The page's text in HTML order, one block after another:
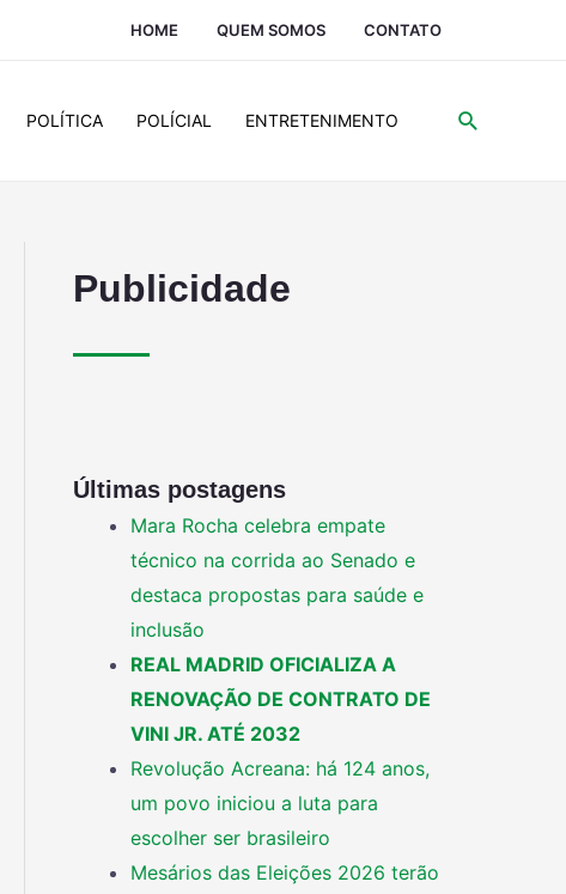
HOME QUEM SOMOS CONTATO
POLÍTICA POLÍCIAL ENTRETENIMENTO
Publicidade
Últimas postagens
Mara Rocha celebra empate
técnico na corrida ao Senado e
destaca propostas para saúde e
inclusão
REAL MADRID OFICIALIZA A
RENOVAÇÃO DE CONTRATO DE
VINI JR. ATÉ 2032
Revolução Acreana: há 124 anos,
um povo iniciou a luta para
escolher ser brasileiro
Mesários das Eleições 2026 terão